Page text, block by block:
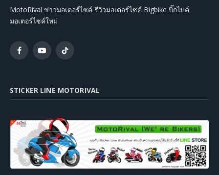
MotoRival ข่าวมอเตอร์ไซค์ รีวิวมอเตอร์ไซค์ Bigbike บิ๊กไบค์
มอเตอร์ไซค์ใหม่
FacebookYouTubeTikTok
STICKER LINE MOTORIVAL